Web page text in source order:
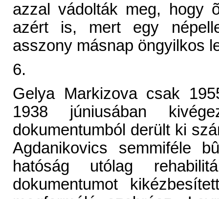
azzal vádolták meg, hogy
azért is, mert egy
asszony másnap öngyilkos
6.
Gelya Markizova csak
1938 júniusában
dokumentumból derült ki
Agdanikovics semmiféle
hatóság utólag
dokumentumot